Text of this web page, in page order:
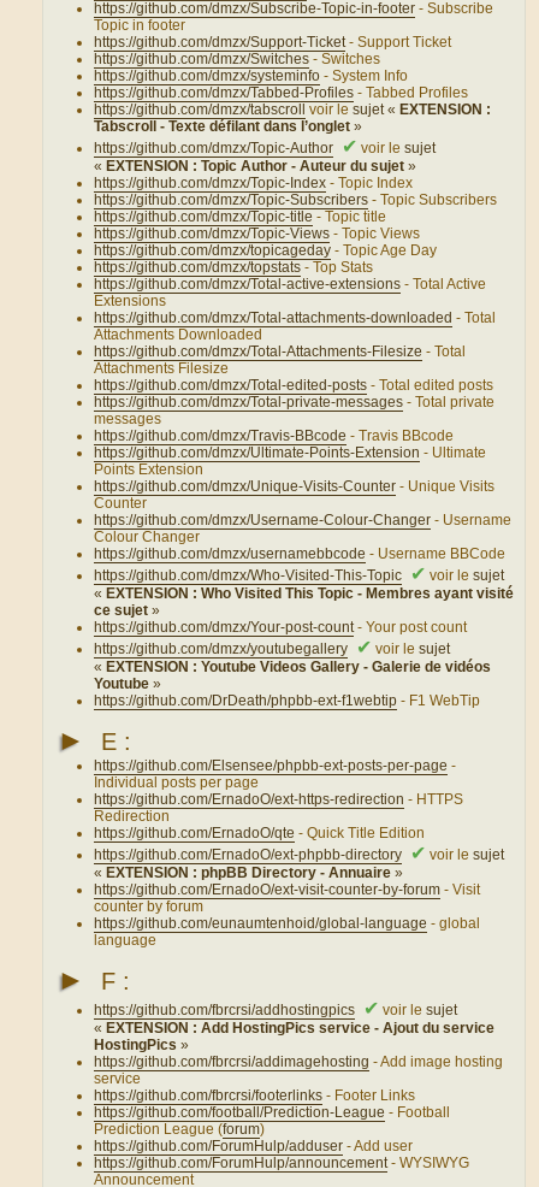
https://github.com/dmzx/Subscribe-Topic-in-footer - Subscribe
Topic in footer
https://github.com/dmzx/Support-Ticket - Support Ticket
https://github.com/dmzx/Switches - Switches
https://github.com/dmzx/systeminfo - System Info
https://github.com/dmzx/Tabbed-Profiles - Tabbed Profiles
https://github.com/dmzx/tabscroll voir lesujet « EXTENSION :
Tabscroll - Texte défilant dans l’onglet»
https://github.com/dmzx/Topic-Author
✔ voir lesujet
« EXTENSION : Topic Author - Auteur du sujet»
https://github.com/dmzx/Topic-Index - Topic Index
https://github.com/dmzx/Topic-Subscribers - Topic Subscribers
https://github.com/dmzx/Topic-title - Topic title
https://github.com/dmzx/Topic-Views - Topic Views
https://github.com/dmzx/topicageday - Topic Age Day
https://github.com/dmzx/topstats - Top Stats
https://github.com/dmzx/Total-active-extensions - Total Active
Extensions
https://github.com/dmzx/Total-attachments-downloaded - Total
Attachments Downloaded
https://github.com/dmzx/Total-Attachments-Filesize - Total
Attachments Filesize
https://github.com/dmzx/Total-edited-posts - Total edited posts
https://github.com/dmzx/Total-private-messages - Total private
messages
https://github.com/dmzx/Travis-BBcode - Travis BBcode
https://github.com/dmzx/Ultimate-Points-Extension - Ultimate
Points Extension
https://github.com/dmzx/Unique-Visits-Counter - Unique Visits
Counter
https://github.com/dmzx/Username-Colour-Changer - Username
Colour Changer
https://github.com/dmzx/usernamebbcode - Username BBCode
https://github.com/dmzx/Who-Visited-This-Topic
✔ voir lesujet
« EXTENSION : Who Visited This Topic - Membres ayant visité
ce sujet»
https://github.com/dmzx/Your-post-count - Your post count
https://github.com/dmzx/youtubegallery
✔ voir lesujet
« EXTENSION : Youtube Videos Gallery - Galerie de vidéos
Youtube»
https://github.com/DrDeath/phpbb-ext-f1webtip - F1 WebTip
► E :
https://github.com/Elsensee/phpbb-ext-posts-per-page -
Individual posts per page
https://github.com/ErnadoO/ext-https-redirection - HTTPS
Redirection
https://github.com/ErnadoO/qte - Quick Title Edition
https://github.com/ErnadoO/ext-phpbb-directory
✔ voir lesujet
« EXTENSION : phpBB Directory - Annuaire»
https://github.com/ErnadoO/ext-visit-counter-by-forum - Visit
counter by forum
https://github.com/eunaumtenhoid/global-language - global
language
► F :
https://github.com/fbrcrsi/addhostingpics ✔ voir lesujet
« EXTENSION : Add HostingPics service - Ajout du service
HostingPics»
https://github.com/fbrcrsi/addimagehosting - Add image hosting
service
https://github.com/fbrcrsi/footerlinks - Footer Links
https://github.com/football/Prediction-League - Football
Prediction League (forum)
https://github.com/ForumHulp/adduser - Add user
https://github.com/ForumHulp/announcement- WYSIWYG
Announcement